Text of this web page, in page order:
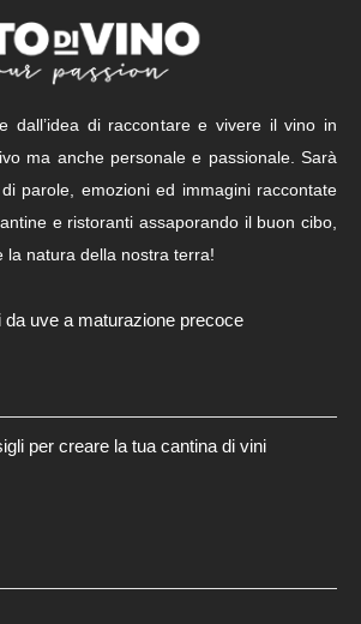
dall’idea di raccontare e vivere il vino in
ma anche personale e passionale. Sarà
parole, emozioni ed immagini raccontate
e ristoranti assaporando il buon cibo,
la natura della nostra terra!
da uve a maturazione precoce
per creare la tua cantina di vini